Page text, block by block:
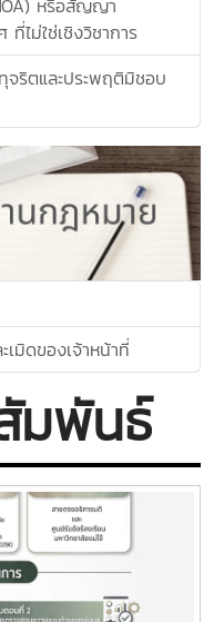
หรือสัญญา
ไม่ใช่เชิงวิชาการ
จริตและประพฤติมิชอบ
มิดของเจ้าหน้าที่
มพันธ์